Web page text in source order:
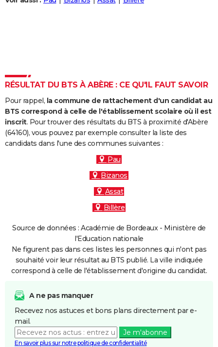
Carte de Noël
Carte Bonne année
Carte Saint-Valentin
Carte Pâques
Carte d'anniversaire
Dictionnaire
Biographies
Citations
Expressions
Proverbes
PROGRAMME TV
COPAINS D'AVANT
S'inscrire
Se connecter
Lycées
Collèges
Primaires
Universités
Entreprises
Service militaire
Avis de recherche
RÉSULTAT DU BTS À ABÈRE : CE QU'IL FAUT SAVOIR
Pour rappel, la commune de rattachement d'un candidat au
BTS correspond à celle de l'établissement scolaire où il est
inscrit. Pour trouver des résultats du BTS à proximité d'Abère
(64160), vous pouvez par exemple consulter la liste des
candidats dans l'une des communes suivantes :
Pau
Bizanos
Assat
Billère
Source de données : Académie de Bordeaux - Ministère de
l'Education nationale
Ne figurent pas dans ces listes les personnes qui n'ont pas
souhaité voir leur résultat au BTS publié. La ville indiquée
correspond à celle de l'établissement d'origine du candidat.
A ne pas manquer
Recevez nos astuces et bons plans directement par e-
mail.
Je m'abonne
En savoir plus sur notre politique de confidentialité